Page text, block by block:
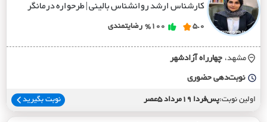
کارشناس ارشد روانشناس بالینی | طرحواره درمانگر
5.0
%100 رضایتمندی
مشهد، چهارراه آزادشهر
نوبت‌دهی حضوری
اولین نوبت:پس‌فردا 19مرداد 5عصر نوبت بگیرید